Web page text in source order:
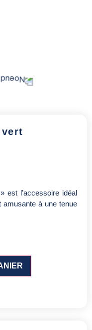
est l’accessoire idéal
amusante à une tenue